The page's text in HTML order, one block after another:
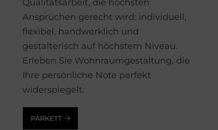
Qualitätsarbeit, die höchsten
Ansprüchen gerecht wird: individuell,
flexibel, handwerklich und
gestalterisch auf höchstem Niveau.
Erleben Sie Wohnraumgestaltung, die
Ihre persönliche Note perfekt
widerspiegelt.
PARKETT